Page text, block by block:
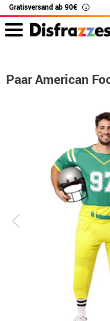
Gratisversand ab 90€ i
Paar American